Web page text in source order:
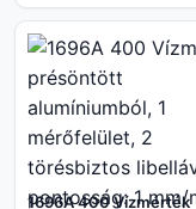
1696A 400 Vízmérték